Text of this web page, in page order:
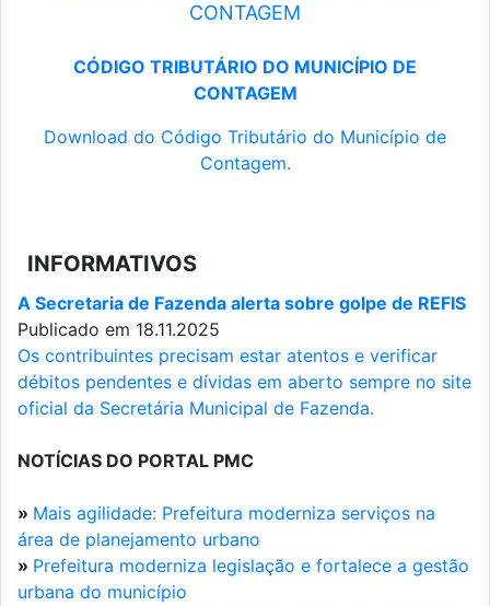
CONTAGEM
CÓDIGO TRIBUTÁRIO DO MUNICÍPIO DE
CONTAGEM
Download do Código Tributário do Município de
Contagem.
INFORMATIVOS
A Secretaria de Fazenda alerta sobre golpe de REFIS
Publicado em 18.11.2025
Os contribuintes precisam estar atentos e verificar
débitos pendentes e dívidas em aberto sempre no site
oficial da Secretária Municipal de Fazenda.
NOTÍCIAS DO PORTAL PMC
» Mais agilidade: Prefeitura moderniza serviços na
área de planejamento urbano
» Prefeitura moderniza legislação e fortalece a gestão
urbana do município